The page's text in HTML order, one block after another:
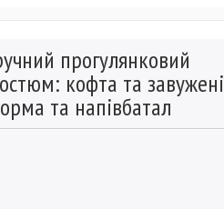
прогулянковий
кофта та завужені
та напівбатал